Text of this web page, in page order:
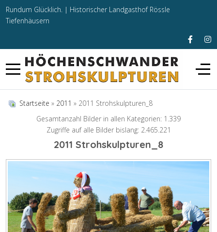
Rundum Glücklich. | Historischer Landgasthof Rössle
Tiefenhäusern
Startseite » 2011 » 2011 Strohskulpturen_8
Gesamtanzahl Bilder in allen Kategorien: 1.339
Zugriffe auf alle Bilder bislang: 2.465.221
2011 Strohskulpturen_8